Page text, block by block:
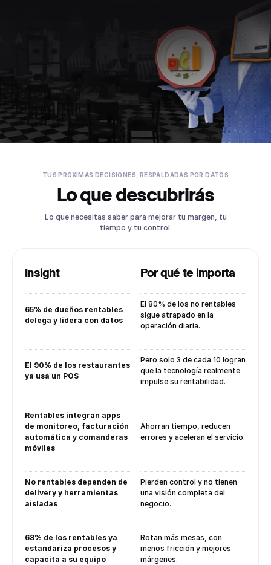
TUS PROXIMAS DECISIONES, RESPALDADAS POR DATOS
Lo que descubrirás
Lo que necesitas saber para mejorar tu margen, tu
tiempo y tu control.
Insight Por qué te importa
65% de dueños rentables
delega y lidera con datos
El 80% de los no rentables
sigue atrapado en la
operación diaria.
El 90% de los restaurantes
ya usa un POS
Pero solo 3 de cada 10 logran
que la tecnología realmente
impulse su rentabilidad.
Rentables integran apps
de monitoreo, facturación
automática y comanderas
móviles
Ahorran tiempo, reducen
errores y aceleran el servicio.
No rentables dependen de
delivery y herramientas
aisladas
Pierden control y no tienen
una visión completa del
negocio.
68% de los rentables ya
estandariza procesos y
capacita a su equipo
Rotan más mesas, con
menos fricción y mejores
márgenes.